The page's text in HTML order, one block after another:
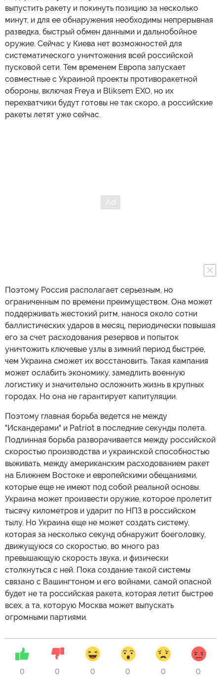
выпустить ракету и покинуть позицию за несколько
минут, и для ее обнаружения необходимы непрерывная
разведка, быстрый обмен данными и дальнобойное
оружие. Сейчас у Киева нет возможностей для
систематического уничтожения всей российской
пусковой сети. Тем временем Европа запускает
совместные с Украиной проекты противоракетной
обороны, включая Freyа и Bliksem EXO, но их
перехватчики будут готовы не так скоро, а российские
ракеты летят уже сейчас.
Поэтому Россия располагает серьезным, но
ограниченным по времени преимуществом. Она может
поддерживать жестокий ритм, нанося около сотни
баллистических ударов в месяц, периодически повышая
его за счет расходования резервов и попыток
уничтожить ключевые узлы в зимний период быстрее,
чем Украина сможет их восстановить. Такая кампания
может ослабить экономику, замедлить военную
логистику и значительно осложнить жизнь в крупных
городах. Но она не гарантирует капитуляции.
Поэтому главная борьба ведется не между
"Искандерами" и Patriot в последние секунды полета.
Подлинная борьба разворачивается между российской
скоростью производства и украинской способностью
выживать, между американским расходованием ракет
на Ближнем Востоке и европейскими обещаниями,
которые еще не имеют под собой реальной основы.
Украина может произвести оружие, которое пролетит
тысячу километров и ударит по НПЗ в российском
тылу. Но Украина еще не может создать систему,
которая за несколько секунд обнаружит боеголовку,
движущуюся со скоростью, во много раз
превышающую скорость звука, и физически
столкнуться с ней. Пока создание такой системы
связано с Вашингтоном и его войнами, самой опасной
будет не та российская ракета, которая летит быстрее
всех, а та, которую Москва может выпускать
огромными партиями.
0 0 0 0 0 0